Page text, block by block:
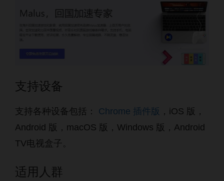
支持设备
支持各种设备包括： Chrome 插件版 ，iOS 版，
Android 版，macOS 版，Windows 版，Android
TV电视盒子。
适用人群